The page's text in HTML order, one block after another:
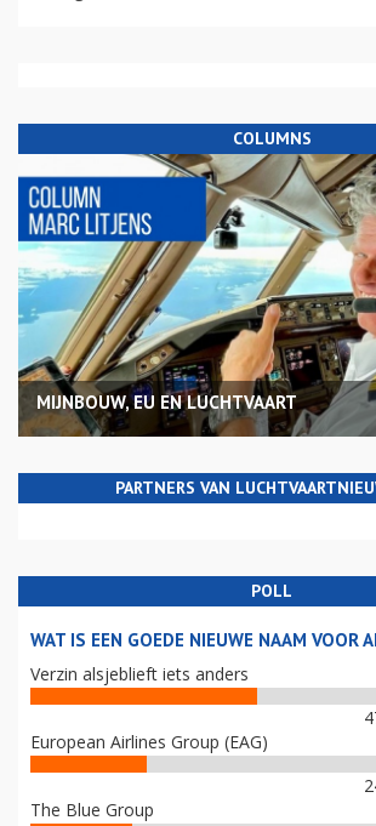
COLUMNS
MIJNBOUW, EU EN LUCHTVAART
PARTNERS VAN
POLL
WAT IS EEN GOEDE NIEUWE NAAM VOOR
Verzin alsjeblieft iets anders
European Airlines Group (EAG)
The Blue Group